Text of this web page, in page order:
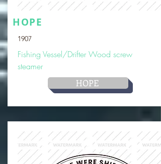
HOPE
1907
Fishing Vessel/Drifter Wood screw
steamer
HOPE